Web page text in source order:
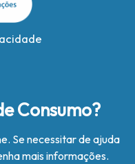
Consumo?
Se necessitar de ajuda
mais informações.